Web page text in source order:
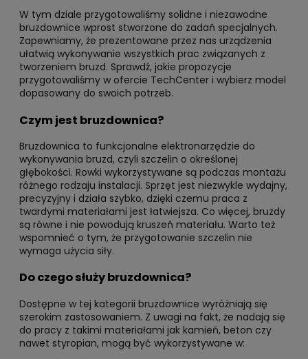
W tym dziale przygotowaliśmy solidne i niezawodne
bruzdownice wprost stworzone do zadań specjalnych.
Zapewniamy, że prezentowane przez nas urządzenia
ułatwią wykonywanie wszystkich prac związanych z
tworzeniem bruzd. Sprawdź, jakie propozycje
przygotowaliśmy w ofercie TechCenter i wybierz model
dopasowany do swoich potrzeb.
Czym jest bruzdownica?
Bruzdownica to funkcjonalne elektronarzędzie do
wykonywania bruzd, czyli szczelin o określonej
głębokości. Rowki wykorzystywane są podczas montażu
różnego rodzaju instalacji. Sprzęt jest niezwykle wydajny,
precyzyjny i działa szybko, dzięki czemu praca z
twardymi materiałami jest łatwiejsza. Co więcej, bruzdy
są równe i nie powodują kruszeń materiału. Warto też
wspomnieć o tym, że przygotowanie szczelin nie
wymaga użycia siły.
Do czego służy bruzdownica?
Dostępne w tej kategorii bruzdownice wyróżniają się
szerokim zastosowaniem. Z uwagi na fakt, że nadają się
do pracy z takimi materiałami jak kamień, beton czy
nawet styropian, mogą być wykorzystywane w: